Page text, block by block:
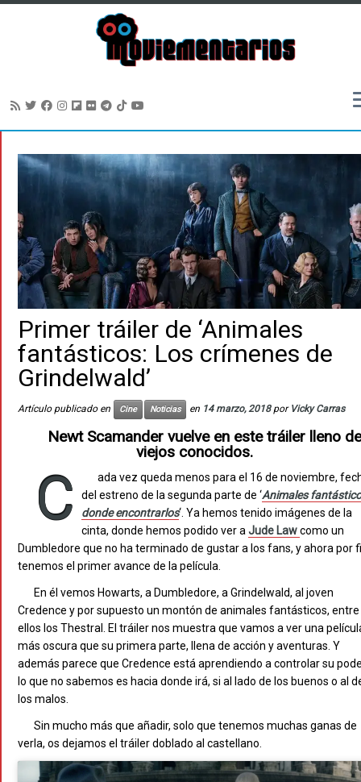
contenido
Primer tráiler de ‘Animales
fantásticos: Los crímenes de
Grindelwald’
Artículo publicado en Cine Noticias en 14 marzo, 2018 por Vicky Carras
Newt Scamander vuelve en este tráiler lleno de
viejos conocidos.
C
ada vez queda menos para el 16 de noviembre,
del estreno de la segunda parte de ‘Animales
donde encontrarlos‘. Ya hemos tenido imágenes de la
cinta, donde hemos podido ver aJude Lawcomo un
Dumbledore que no ha terminado de gustar a los fans, y ahora por
tenemos el primer avance de la película.
En él vemos Howarts, a Dumbledore, a Grindelwald, al joven
Credence y por supuesto un montón de animales fantásticos, entre
ellos los Thestral. El tráiler nos muestra que vamos a ver una
más oscura que su primera parte, llena de acción y aventuras. Y
además parece que Credence está aprendiendo a controlar su
lo que no sabemos es hacia donde irá, si al lado de los buenos o al
los malos.
Sin mucho más que añadir, solo que tenemos muchas ganas de
verla, os dejamos el tráiler doblado al castellano.